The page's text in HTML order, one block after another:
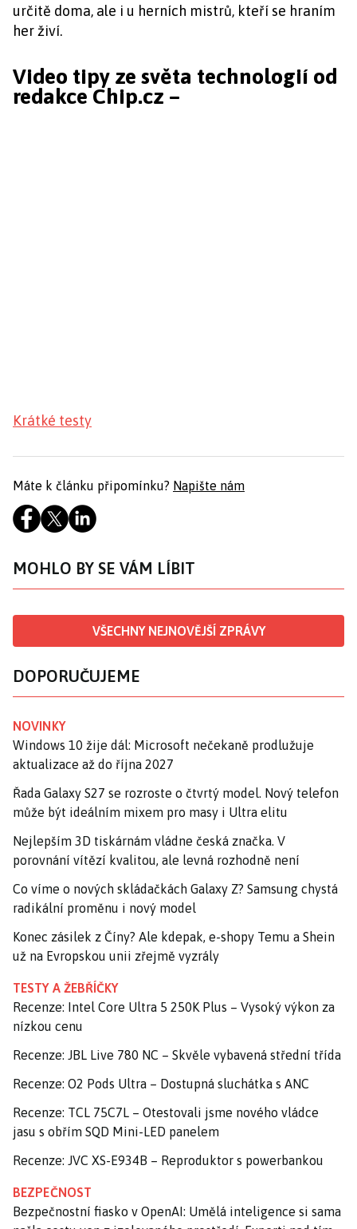
určitě doma, ale i u herních mistrů, kteří se hraním
her živí.
Video tipy ze světa technologií od
redakce Chip.cz –
Krátké testy
Máte k článku připomínku? Napište nám
MOHLO BY SE VÁM LÍBIT
VŠECHNY NEJNOVĚJŠÍ ZPRÁVY
DOPORUČUJEME
NOVINKY
Windows 10 žije dál: Microsoft nečekaně prodlužuje
aktualizace až do října 2027
Řada Galaxy S27 se rozroste o čtvrtý model. Nový telefon
může být ideálním mixem pro masy i Ultra elitu
Nejlepším 3D tiskárnám vládne česká značka. V
porovnání vítězí kvalitou, ale levná rozhodně není
Co víme o nových skládačkách Galaxy Z? Samsung chystá
radikální proměnu i nový model
Konec zásilek z Číny? Ale kdepak, e-shopy Temu a Shein
už na Evropskou unii zřejmě vyzrály
TESTY A ŽEBŘÍČKY
Recenze: Intel Core Ultra 5 250K Plus – Vysoký výkon za
nízkou cenu
Recenze: JBL Live 780 NC – Skvěle vybavená střední třída
Recenze: O2 Pods Ultra – Dostupná sluchátka s ANC
Recenze: TCL 75C7L – Otestovali jsme nového vládce
jasu s obřím SQD Mini-LED panelem
Recenze: JVC XS-E934B – Reproduktor s powerbankou
BEZPEČNOST
Bezpečnostní fiasko v OpenAI: Umělá inteligence si sama